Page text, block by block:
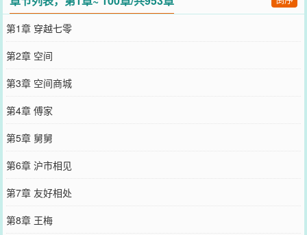
第1章 穿越七零
第2章 空间
第3章 空间商城
第4章 傅家
第5章 舅舅
第6章 沪市相见
第7章 友好相处
第8章 王梅